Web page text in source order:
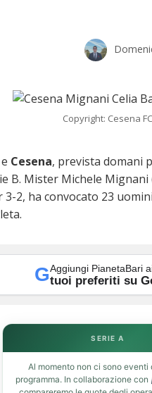
Copyright: Cesena FC
e Cesena, prevista domani
B. Mister Michele Mignani
2, ha convocato 23
GAggiungi PianetaBari
tuoi preferiti su
SERIE A
Al momento non ci sono eventi
programma. In collaborazione con